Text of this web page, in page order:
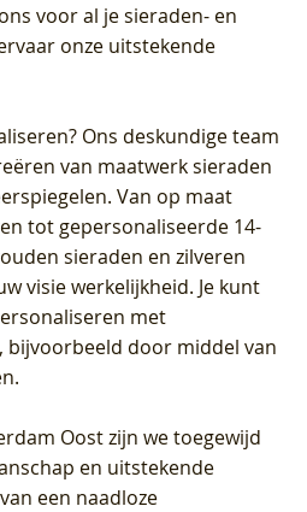
voor al je sieraden- en
onze uitstekende
? Ons deskundige team
van maatwerk sieraden
Van op maat
tot gepersonaliseerde 14-
sieraden en zilveren
visie werkelijkheid. Je kunt
met
bijvoorbeeld door middel van
Oostzijn we toegewijd
en uitstekende
een naadloze